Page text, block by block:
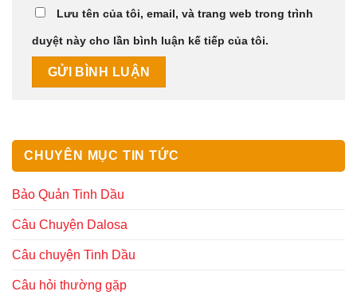
Lưu tên của tôi, email, và trang web trong trình
duyệt này cho lần bình luận kế tiếp của tôi.
CHUYÊN MỤC TIN TỨC
Bảo Quản Tinh Dầu
Câu Chuyện Dalosa
Câu chuyện Tinh Dầu
Câu hỏi thường gặp